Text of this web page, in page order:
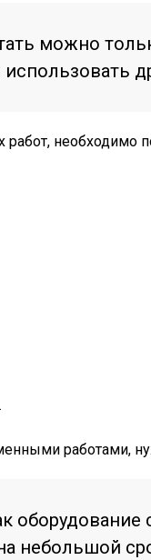
можно
необходимо
работами,
небольшой